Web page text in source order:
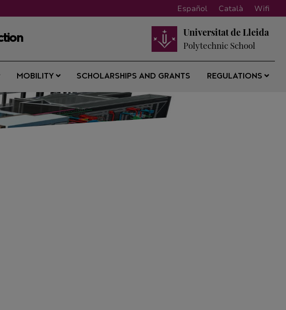
Español Català Wifi
Universitat de Lleida
Polytechnic School
MOBILITY SCHOLARSHIPS AND GRANTS REGULATIONS